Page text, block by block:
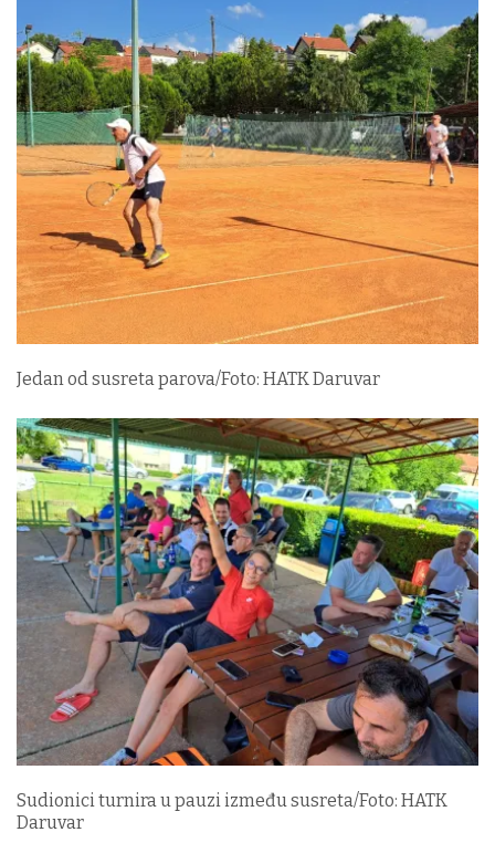
Jedan od susreta parova/Foto: HATK Daruvar
Sudionici turnira u pauzi između susreta/Foto: HATK
Daruvar